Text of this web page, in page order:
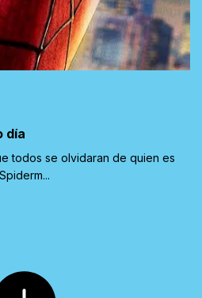
día
todos se olvidaran de quien es